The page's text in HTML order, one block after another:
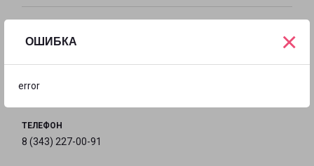
ОШИБКА
error
×
Свердловская обл., Талицкий р-н, п. Троицкий, ул.
Нахимова, д. 2
ТЕЛЕФОН
8 (343) 227-00-91